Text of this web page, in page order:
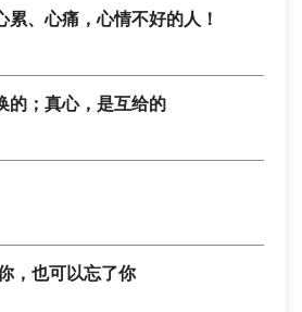
累、心痛，心情不好的人！
的；真心，是互给的
，也可以忘了你